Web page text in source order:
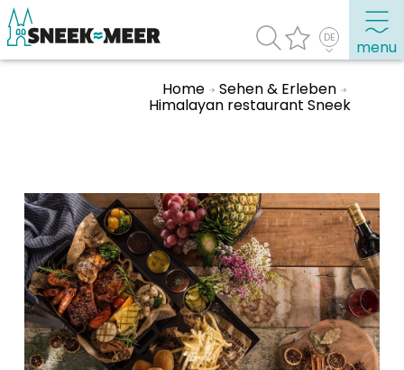
menu
Highlights
Sehenswürdigkeiten
Sehen & Erleben
Essen, Trinken, Ausgehen
Wassersport
Home Sehen & Erleben
Himalayan restaurant Sneek